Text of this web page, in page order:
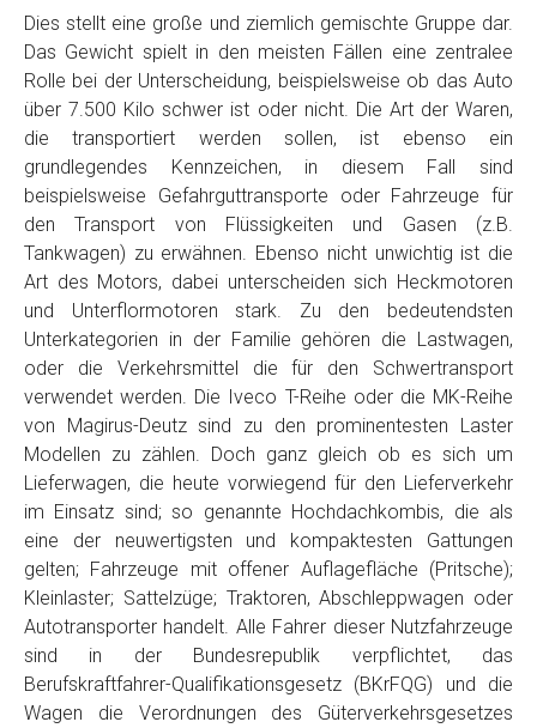
Preisvorstellung
Name*
Telefon
Email
PLZ und Ort
Foto Nr. 1
Foto Nr. 2
Foto Nr. 3
Sonstiges
Dies stellt eine große und ziemlich gemischte Gruppe dar.
Das Gewicht spielt in den meisten Fällen eine zentralee
Rolle bei der Unterscheidung, beispielsweise ob das Auto
über 7.500 Kilo schwer ist oder nicht. Die Art der Waren,
die transportiert werden sollen, ist ebenso ein
grundlegendes Kennzeichen, in diesem Fall sind
beispielsweise Gefahrguttransporte oder Fahrzeuge für
den Transport von Flüssigkeiten und Gasen (z.B.
Tankwagen) zu erwähnen. Ebenso nicht unwichtig ist die
Art des Motors, dabei unterscheiden sich Heckmotoren
und Unterflormotoren stark. Zu den bedeutendsten
Unterkategorien in der Familie gehören die Lastwagen,
oder die Verkehrsmittel die für den Schwertransport
verwendet werden. Die Iveco T-Reihe oder die MK-Reihe
von Magirus-Deutz sind zu den prominentesten Laster
Modellen zu zählen. Doch ganz gleich ob es sich um
Lieferwagen, die heute vorwiegend für den Lieferverkehr
im Einsatz sind; so genannte Hochdachkombis, die als
eine der neuwertigsten und kompaktesten Gattungen
gelten; Fahrzeuge mit offener Auflagefläche (Pritsche);
Kleinlaster; Sattelzüge; Traktoren, Abschleppwagen oder
Autotransporter handelt. Alle Fahrer dieser Nutzfahrzeuge
sind in der Bundesrepublik verpflichtet, das
Berufskraftfahrer-Qualifikationsgesetz (BKrFQG) und die
Wagen die Verordnungen des Güterverkehrsgesetzes